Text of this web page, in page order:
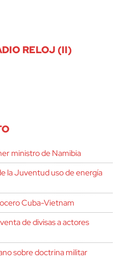
RELOJ (II)
ministro de Namibia
la Juventud uso de energía
Cuba-Vietnam
de divisas a actores
sobre doctrina militar